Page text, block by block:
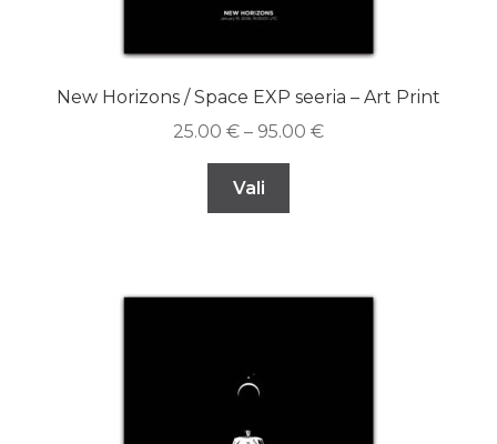
New Horizons / Space EXP seeria – Art Print
25.00 € – 95.00 €
Vali